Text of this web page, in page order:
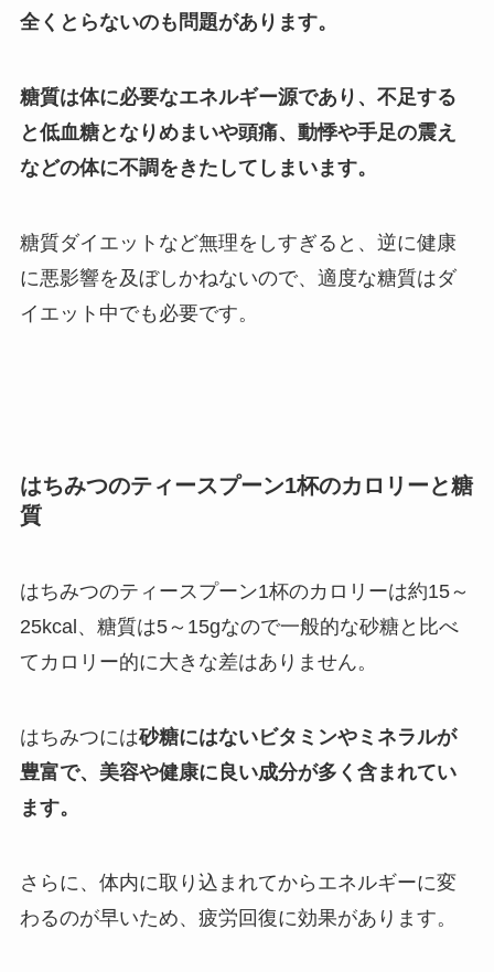
全くとらないのも問題があります。
糖質は体に必要なエネルギー源であり、不足する
と低血糖となりめまいや頭痛、動悸や手足の震え
などの体に不調をきたしてしまいます。
糖質ダイエットなど無理をしすぎると、逆に健康
に悪影響を及ぼしかねないので、適度な糖質はダ
イエット中でも必要です。
はちみつのティースプーン1杯のカロリーと糖
質
はちみつのティースプーン1杯のカロリーは約15～
25kcal、糖質は5～15gなので一般的な砂糖と比べ
てカロリー的に大きな差はありません。
はちみつには砂糖にはないビタミンやミネラルが
豊富で、美容や健康に良い成分が多く含まれてい
ます。
さらに、体内に取り込まれてからエネルギーに変
わるのが早いため、疲労回復に効果があります。